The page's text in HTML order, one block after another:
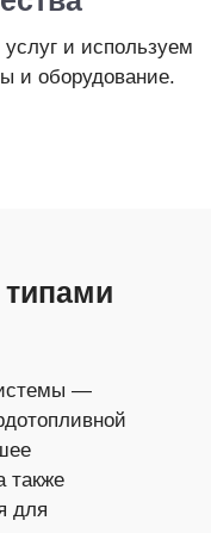
и используем
и оборудование.
—
также
для